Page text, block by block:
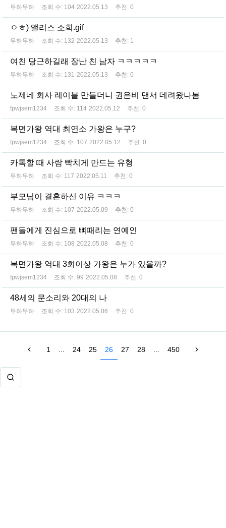
무하무하 조회 수: 104 2022.05.13 추천: 0
ㅇㅎ) 앨리스 소희.gif
무하무하 조회 수: 132 2022.05.13 추천: 1
여친 당근하길래 장난 친 남자 ㅋㅋㅋㅋㅋ
무하무하 조회 수: 131 2022.05.13 추천: 0
노제네 회사 레이블 만들더니 권은비 댄서 데려왔나봄
fpwjsem1234 조회 수: 114 2022.05.12 추천: 0
복면가왕 역대 최연소 가왕은 누구?
fpwjsem1234 조회 수: 107 2022.05.12 추천: 0
카톡할 때 사람 빡치게 만드는 유형
무하무하 조회 수: 117 2022.05.11 추천: 0
부모님이 결혼하신 이유 ㅋㅋㅋ
무하무하 조회 수: 107 2022.05.09 추천: 0
팬들에게 진심으로 뼈때리는 연예인
무하무하 조회 수: 108 2022.05.08 추천: 0
복면가왕 역대 3회이상 가왕은 누가 있을까?
fpwjsem1234 조회 수: 99 2022.05.08 추천: 0
48세의 문소리와 20대의 나
무하무하 조회 수: 103 2022.05.06 추천: 0
1 ... 24 25 26 27 28 ... 450